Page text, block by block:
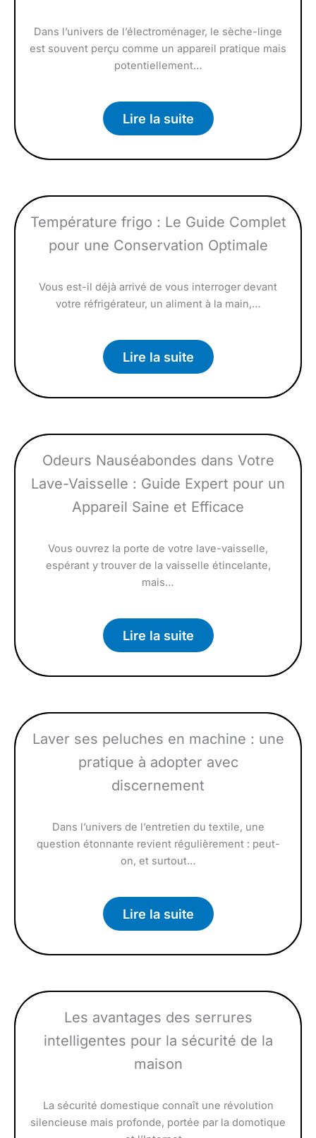
Dans l’univers de l’électroménager, le sèche-linge
est souvent perçu comme un appareil pratique mais
potentiellement…
Lire la suite
Température frigo : Le Guide Complet
pour une Conservation Optimale
Vous est-il déjà arrivé de vous interroger devant
votre réfrigérateur, un aliment à la main,…
Lire la suite
Odeurs Nauséabondes dans Votre
Lave-Vaisselle : Guide Expert pour un
Appareil Saine et Efficace
Vous ouvrez la porte de votre lave-vaisselle,
espérant y trouver de la vaisselle étincelante,
mais…
Lire la suite
Laver ses peluches en machine : une
pratique à adopter avec
discernement
Dans l’univers de l’entretien du textile, une
question étonnante revient régulièrement : peut-
on, et surtout…
Lire la suite
Les avantages des serrures
intelligentes pour la sécurité de la
maison
La sécurité domestique connaît une révolution
silencieuse mais profonde, portée par la domotique